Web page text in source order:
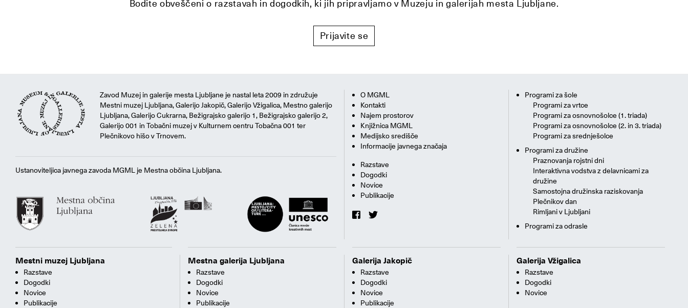
Bodite obveščeni o razstavah in dogodkih, ki jih pripravljamo v Muzeju in galerijah mesta Ljubljane.
Prijavite se
Zavod Muzej in galerije mesta Ljubljane je nastal leta 2009 in združuje
Mestni muzej Ljubljana, Galerijo Jakopič, Galerijo Vžigalica, Mestno galerijo
Ljubljana, Galerijo Cukrarna, Bežigrajsko galerijo 1, Bežigrajsko galerijo 2,
Galerijo 001 in Tobačni muzej v Kulturnem centru Tobačna 001 ter
Plečnikovo hišo v Trnovem.
Ustanoviteljica javnega zavoda MGML je Mestna občina Ljubljana.
O MGML
Kontakti
Najem prostorov
Knjižnica MGML
Medijsko središče
Informacije javnega značaja
Razstave
Dogodki
Novice
Publikacije
Programi za šole
Programi za vrtce
Programi za osnovnošolce (1. triada)
Programi za osnovnošolce (2. in 3. triada)
Programi za srednješolce
Programi za družine
Praznovanja rojstni dni
Interaktivna vodstva z delavnicami za
družine
Samostojna družinska raziskovanja
Plečnikov dan
Rimljani v Ljubljani
Programi za odrasle
Mestni muzej Ljubljana
Razstave
Dogodki
Novice
Publikacije
Mestna galerija Ljubljana
Razstave
Dogodki
Novice
Publikacije
Galerija Jakopič
Razstave
Dogodki
Novice
Publikacije
Galerija Vžigalica
Razstave
Dogodki
Novice